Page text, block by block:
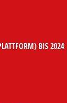
BIS 2024